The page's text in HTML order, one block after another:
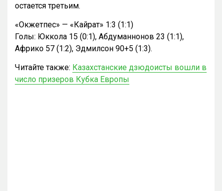
остается третьим.
«Окжетпес» — «Кайрат» 1:3 (1:1)
Голы: Юккола 15 (0:1), Абдуманнонов 23 (1:1),
Африко 57 (1:2), Эдмилсон 90+5 (1:3).
Читайте также: Казахстанские дзюдоисты вошли в
число призеров Кубка Европы